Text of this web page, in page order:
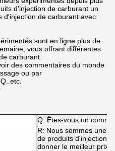
d'injection de carburant un
d'injection de carburant avec
sont en ligne plus de
vous offrant différentes
carburant.
des commentaires du monde
ou par
Q: Êtes-vous un
R: Nous sommes une
de produits d'injection
donner le meilleur prix